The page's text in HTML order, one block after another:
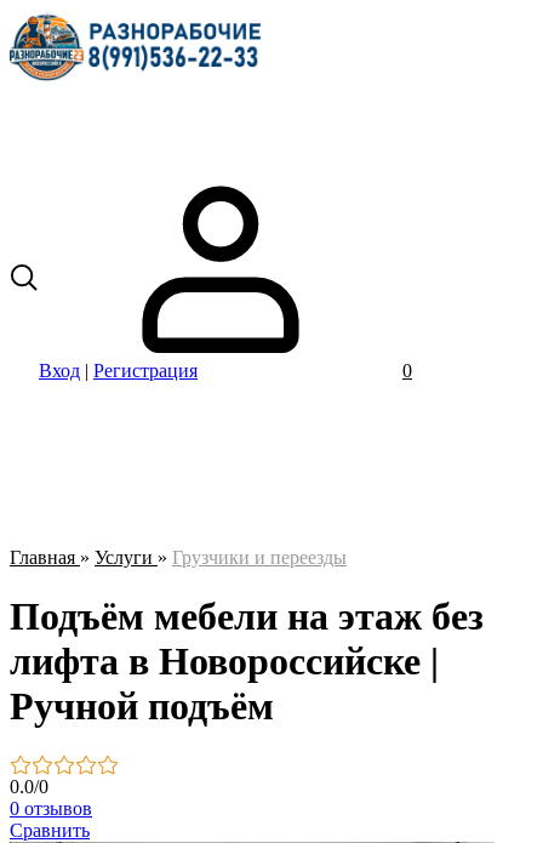
Вход | Регистрация 0
Главная » Услуги » Грузчики и переезды
Подъём мебели на этаж без
лифта в Новороссийске |
Ручной подъём
0.0/0
0 отзывов
Сравнить